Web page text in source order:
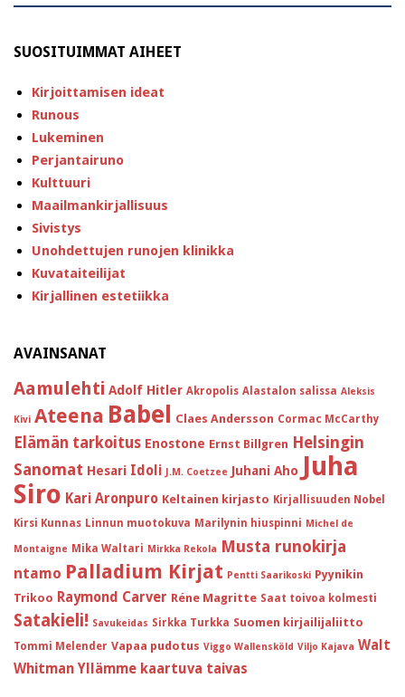
SUOSITUIMMAT AIHEET
Kirjoittamisen ideat
Runous
Lukeminen
Perjantairuno
Kulttuuri
Maailmankirjallisuus
Sivistys
Unohdettujen runojen klinikka
Kuvataiteilijat
Kirjallinen estetiikka
AVAINSANAT
Aamulehti Adolf Hitler Akropolis Alastalon salissa Aleksis
Kivi Ateena Babel Claes Andersson Cormac McCarthy
Elämän tarkoitus Enostone Ernst Billgren Helsingin
Sanomat Hesari Idoli J.M. Coetzee Juhani Aho Juha
Siro Kari Aronpuro Keltainen kirjasto Kirjallisuuden Nobel
Kirsi Kunnas Linnun muotokuva Marilynin hiuspinni Michel de
Montaigne Mika Waltari Mirkka Rekola Musta runokirja
ntamo Palladium Kirjat Pentti Saarikoski Pyynikin
Trikoo Raymond Carver Réne Magritte Saat toivoa kolmesti
Satakieli! Savukeidas Sirkka Turkka Suomen kirjailijaliitto
Tommi Melender Vapaa pudotus Viggo Wallensköld Viljo Kajava Walt
Whitman Yllämme kaartuva taivas